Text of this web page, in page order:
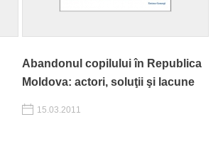
Abandonul copilului în Republica
Moldova: actori, soluţii şi lacune
15.03.2011